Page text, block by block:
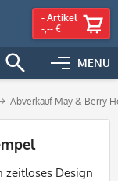
MENÜ
- Artikel
-,-- €
Abverkauf May & Berry
zeitloses Design